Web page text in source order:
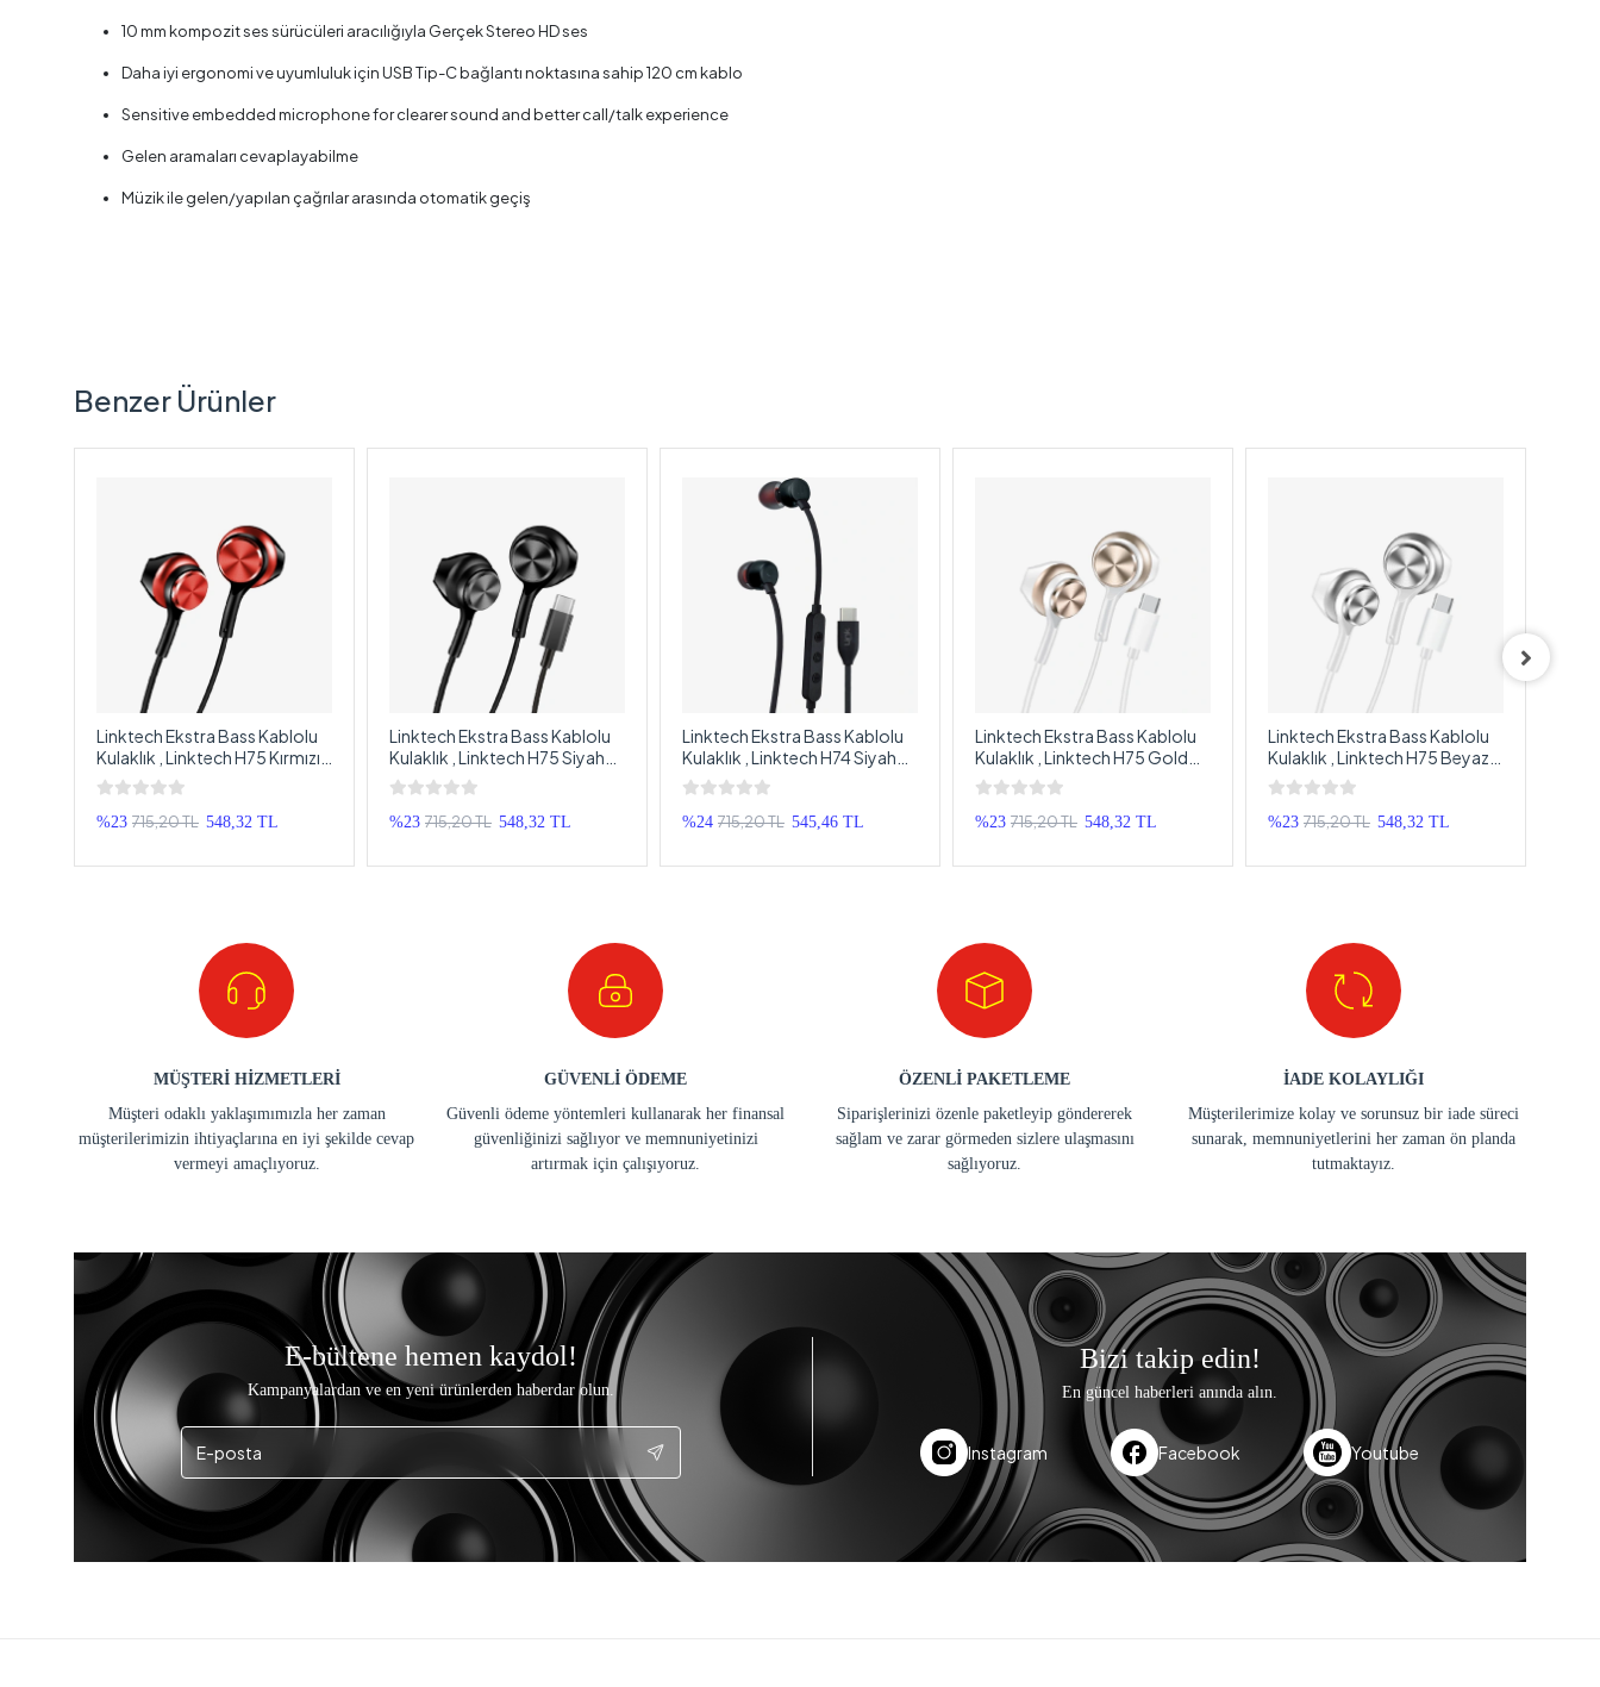
10 mm kompozit ses sürücüleri aracılığıyla Gerçek Stereo HD ses
Daha iyi ergonomi ve uyumluluk için USB Tip-C bağlantı noktasına sahip 120 cm kablo
Sensitive embedded microphone for clearer sound and better call/talk experience
Gelen aramaları cevaplayabilme
Müzik ile gelen/yapılan çağrılar arasında otomatik geçiş
Benzer Ürünler
Linktech Ekstra Bass Kablolu
Kulaklık , Linktech H75 Kırmızı
Type-C Mikrofonlu Metal
Kablolu Kulaklık , Premium
Type-C Kablolu Kulaklık
%23 715,20 TL 548,32 TL
Linktech Ekstra Bass Kablolu
Kulaklık , Linktech H75 Siyah
Type-C Mikrofonlu Metal
Kablolu Kulaklık , Premium
Type-C Kablolu Kulaklık
%23 715,20 TL 548,32 TL
Linktech Ekstra Bass Kablolu
Kulaklık , Linktech H74 Siyah
Type-C Mikrofonlu Metal
Kablolu Kulak İçi Kulaklık ,
Premium Type-C Kablolu
%24 715,20 TL 545,46 TL
Linktech Ekstra Bass Kablolu
Kulaklık , Linktech H75 Gold
Type-C Mikrofonlu Metal
Kablolu Kulaklık , Premium
Type-C Kablolu Kulaklık
%23 715,20 TL 548,32 TL
Linktech Ekstra Bass Kablolu
Kulaklık , Linktech H75 Beyaz
Type-C Mikrofonlu Metal
Kablolu Kulaklık , Premium
Type-C Kablolu Kulaklık
%23 715,20 TL 548,32 TL
MÜŞTERİ HİZMETLERİ
Müşteri odaklı yaklaşımımızla her zaman
müşterilerimizin ihtiyaçlarına en iyi şekilde cevap
vermeyi amaçlıyoruz.
GÜVENLİ ÖDEME
Güvenli ödeme yöntemleri kullanarak her finansal
güvenliğinizi sağlıyor ve memnuniyetinizi
artırmak için çalışıyoruz.
ÖZENLİ PAKETLEME
Siparişlerinizi özenle paketleyip göndererek
sağlam ve zarar görmeden sizlere ulaşmasını
sağlıyoruz.
İADE KOLAYLIĞI
Müşterilerimize kolay ve sorunsuz bir iade süreci
sunarak, memnuniyetlerini her zaman ön planda
tutmaktayız.
E-bültene hemen kaydol!
Kampanyalardan ve en yeni ürünlerden haberdar olun.
Bizi takip edin!
En güncel haberleri anında alın.
Instagram Facebook Youtube